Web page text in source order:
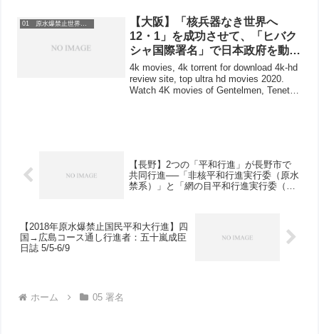
人、「核兵器全面禁止のアピール」署名
95人分、7693...
01 原水爆禁止世界大会
【大阪】「核兵器なき世界へ
12・1」を成功させて、「ヒバク
シャ国際署名」で日本政府を動か
そう！
4k movies, 4k torrent for download 4k-hd
review site, top ultra hd movies 2020.
Watch 4K movies of Gentelmen, Tenet
【長野】2つの「平和行進」が長野市で
共同行進──「非核平和行進実行委（原水
禁系）」と「網の目平和行進実行委（原
【2018年原水爆禁止国民平和大行進】四
国→広島コース通し行進者：五十嵐成臣
日誌 5/5-6/9
ホーム 05 署名